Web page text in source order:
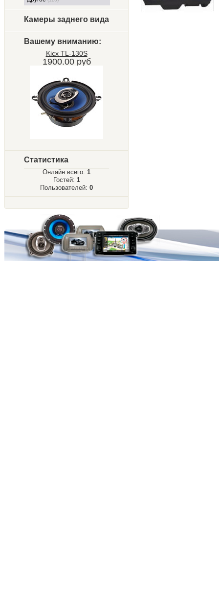
Камеры заднего вида
Вашему вниманию:
Kicx TL-130S
1900.00 руб
Статистика
Онлайн всего: 1
Гостей: 1
Пользователей: 0